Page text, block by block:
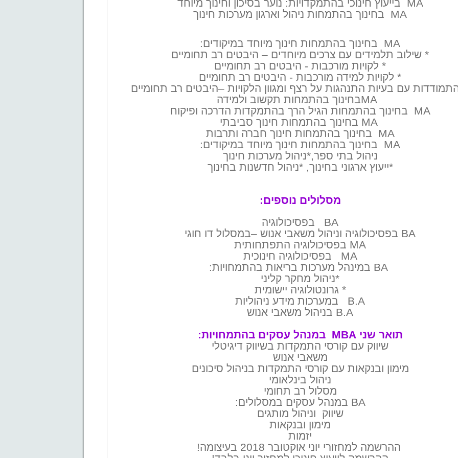
MA בייעוץ חינוכי בהתמקדויות: נוער בסיכון וחינוך מיוחד
MA בחינוך בהתמחות ניהול וארגון מערכות חינוך
MA בחינוך בהתמחות חינוך מיוחד במיקודים:
* שילוב תלמידים עם צרכים מיוחדים – היבטים רב תחומיים
* לקויות מורכבות - היבטים רב תחומיים
* לקויות למידה מורכבות - היבטים רב תחומיים
עם בעיות התנהגות על רצף ומגוון הלקויות –היבטים רב תחומיים
MA בחינוך בהתמחות הגיל הרך בהתמקדות הדרכה ופיקוח
MA בחינוך בהתמחות חינוך סביבתי
MA בחינוך בהתמחות חינוך חברה ותרבות
MA בחינוך בהתמחות חינוך מיוחד במיקודים:
ניהול בתי ספר,*ניהול מערכות חינוך
*ייעוץ ארגוני בחינוך, *ניהול חדשנות בחינוך
מסלולים נוספים:
BA בפסיכולוגיה
BA בפסיכולוגיה וניהול משאבי אנוש –במסלול דו חוגי
MA בפסיכולוגיה התפתחותית
MA בפסיכולוגיה חינוכית
*ניהול מחקר קליני
* גרונטולוגיה יישומית
B.A במערכות מידע ניהוליות
B.A בניהול משאבי אנוש
תואר שני MBA במנהל עסקים בהתמחויות:
שיווק עם קורסי התמקדות בשיווק דיגיטלי
משאבי אנוש
מימון ובנקאות עם קורסי התמקדות בניהול סיכונים
ניהול בינלאומי
מסלול רב תחומי
BA במנהל עסקים במסלולים:
שיווק וניהול מותגים
מימון ובנקאות
יזמות
ההרשמה למחזורי יוני אוקטובר 2018 בעיצומה!